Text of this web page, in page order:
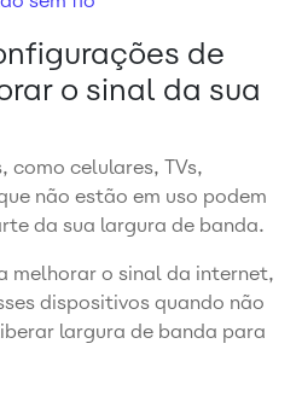
de
o sinal da sua
como celulares, TVs,
não estão em uso podem
da sua largura de banda.
melhorar o sinal da internet,
dispositivos quando não
largura de banda para